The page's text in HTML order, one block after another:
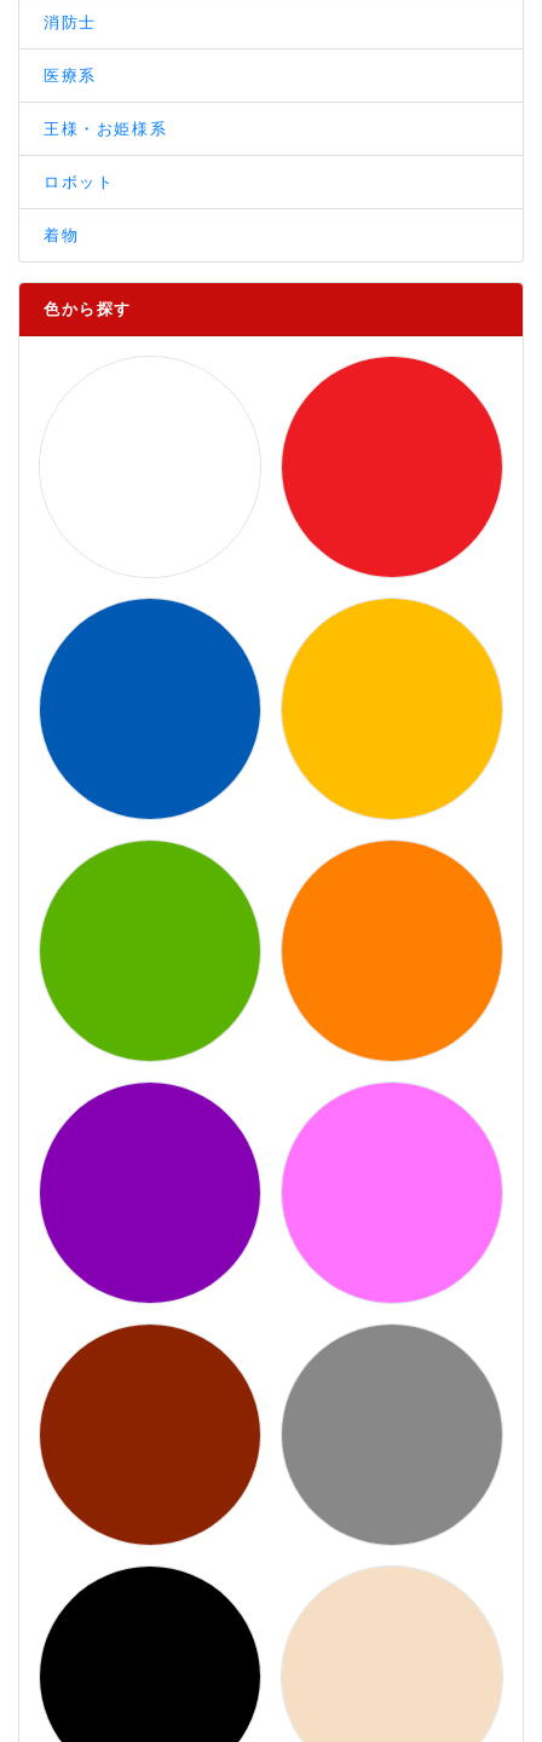
消防士
医療系
王様・お姫様系
ロボット
着物
色から探す